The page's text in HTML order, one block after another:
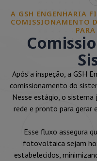
A GSH ENGENHARIA
COMISSIONAMENTO
Após a inspeção, a GSH
comissionamento do
Nesse estágio, o
rede e pronto para gerar
Esse fluxo assegura
fotovoltaica sejam
estabelecidos,